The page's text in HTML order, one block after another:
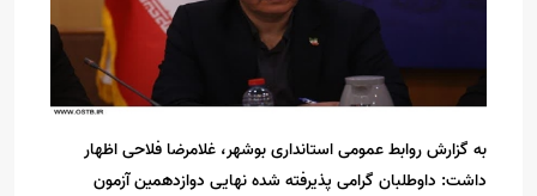
به گزارش روابط عمومی استانداری بوشهر، غلامرضا فلاحی اظهار
داشت: داوطلبان گرامی پذیرفته شده نهایی دوازدهمین آزمون